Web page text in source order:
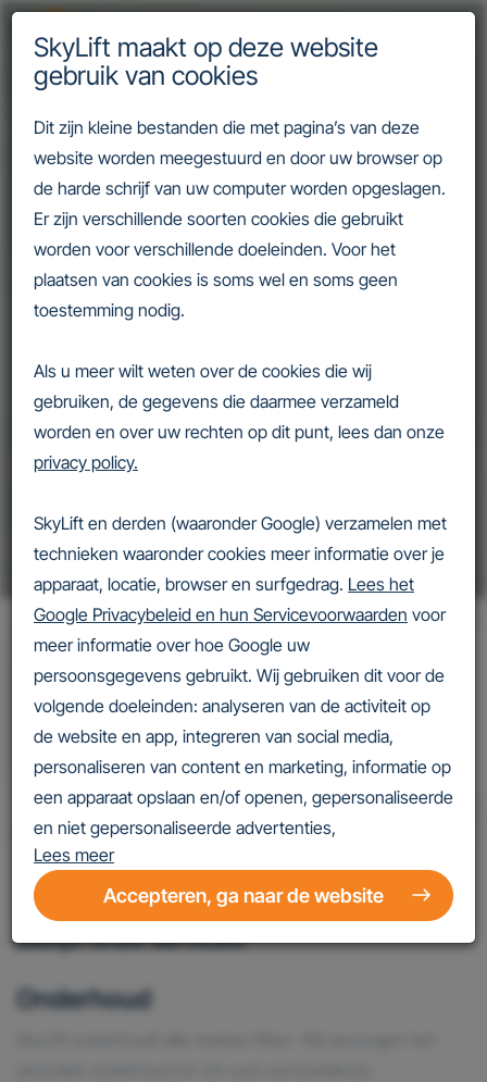
Merkonafhankelijke
servicespecialist
Hoe kunnen wij u helpen?
Service to make yousmile.
Liften zijn veilig en staan niet stil
Bekijk onze services
Onderhoud
SkyLift maakt op deze website
gebruik van cookies
Dit zijn kleine bestanden die met pagina’s van deze
website worden meegestuurd en door uw browser op
de harde schrijf van uw computer worden opgeslagen.
Er zijn verschillende soorten cookies die gebruikt
worden voor verschillende doeleinden. Voor het
plaatsen van cookies is soms wel en soms geen
toestemming nodig.
Als u meer wilt weten over de cookies die wij
gebruiken, de gegevens die daarmee verzameld
worden en over uw rechten op dit punt, lees dan onze
privacy policy.
SkyLift en derden (waaronder Google) verzamelen met
technieken waaronder cookies meer informatie over je
apparaat, locatie, browser en surfgedrag. Lees het
Google Privacybeleid en hun Servicevoorwaarden voor
meer informatie over hoe Google uw
persoonsgegevens gebruikt. Wij gebruiken dit voor de
volgende doeleinden: analyseren van de activiteit op
de website en app, integreren van social media,
personaliseren van content en marketing, informatie op
een apparaat opslaan en/of openen, gepersonaliseerde
en niet gepersonaliseerde advertenties,
advertentiemeting, inzichten in bezoekers en
productontwikkeling. Wij kunnen ook uw geolocatie
gegevens gebruiken, indien u hier toestemming voor
geeft.
Geef toestemming of stel uw eigen keuze in
Lees meer
Accepteren, ga naar de website